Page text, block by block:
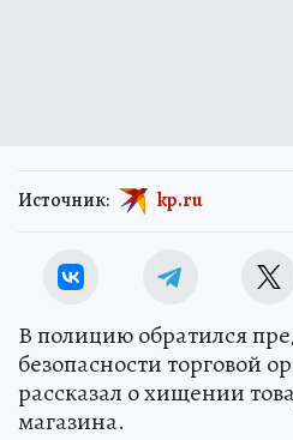
Источник: kp.ru
В полицию обратился
безопасности торговой
рассказал о хищении
магазина.